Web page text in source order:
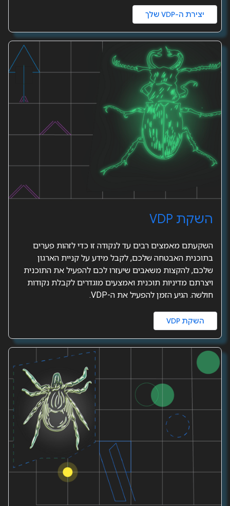
יצירת ה-VDP שלך
השקת VDP
השקעתם מאמצים רבים עד לנקודה זו כדי לזהות פערים
בתוכנית האבטחה שלכם, לקבל מידע על קניית הארגון
שלכם, להקצות משאבים שיעזרו לכם להפעיל את התוכנית
ויצרתם מדיניות תוכנית ואמצעים מוגדרים לקבלת נקודות
חולשה. הגיע הזמן להפעיל את ה-VDP.
השקת VDP